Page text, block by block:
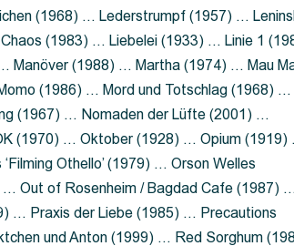
(1968) … Lederstrumpf (1957) …
(1983) … Liebelei (1933) … Linie 1
Manöver (1988) … Martha (1974) … Mau
(1986) … Mord und Totschlag (1968) …
(1967) … Nomaden der Lüfte (2001) …
(1970) … Oktober (1928) … Opium (1919)
Othello’ (1979) … Orson Welles
… Out of Rosenheim / Bagdad Cafe (1987) …
… Praxis der Liebe (1985) … Precautions
und Anton (1999) … Red Sorghum